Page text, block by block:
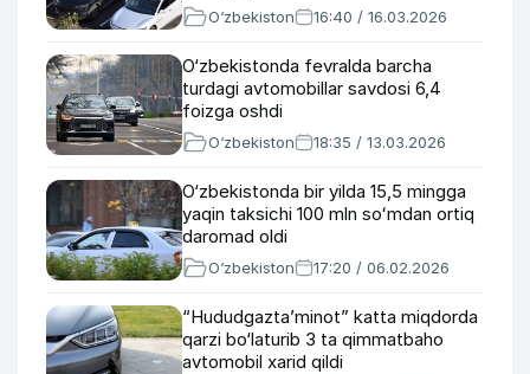
O‘zbekiston 16:40 / 16.03.2026
O‘zbekistonda fevralda barcha
turdagi avtomobillar savdosi 6,4
foizga oshdi
O‘zbekiston 18:35 / 13.03.2026
O‘zbekistonda bir yilda 15,5 mingga
yaqin taksichi 100 mln soʻmdan ortiq
daromad oldi
O‘zbekiston 17:20 / 06.02.2026
“Hududgaztaʼminot” katta miqdorda
qarzi bo‘laturib 3 ta qimmatbaho
avtomobil xarid qildi